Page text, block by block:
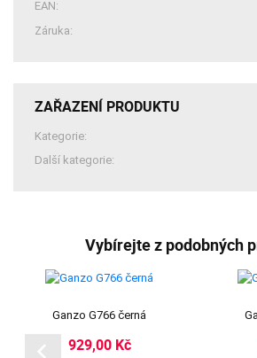
EAN:
Záruka:
ZAŘAZENÍ PRODUKTU
Kategorie:
Další kategorie:
Vybírejte z podobných
Ganzo G766 černá
929,00 Kč